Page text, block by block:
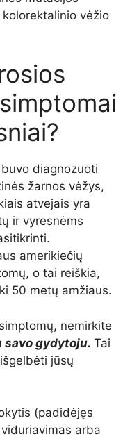
vėžio
diagnozuoti
žarnos vėžys,
atvejais yra
ir vyresnėms
amerikiečių
o tai reiškia,
50 metų amžiaus.
nemirkite
savo gydytoju. Tai
jūsų
(padidėjęs
arba